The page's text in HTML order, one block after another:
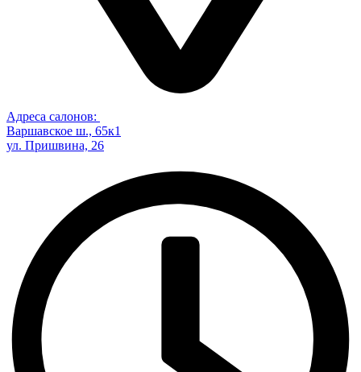
Адреса салонов:
Варшавское ш., 65к1
ул. Пришвина, 26